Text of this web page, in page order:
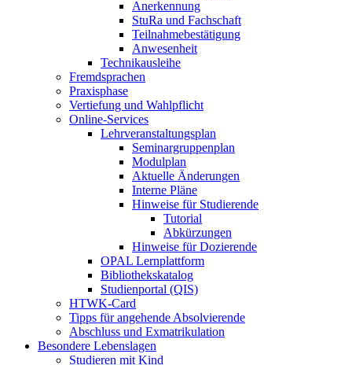
Anerkennung
StuRa und Fachschaft
Teilnahmebestätigung
Anwesenheit
Technikausleihe
Fremdsprachen
Praxisphase
Vertiefung und Wahlpflicht
Online-Services
Lehrveranstaltungsplan
Seminargruppenplan
Modulplan
Aktuelle Änderungen
Interne Pläne
Hinweise für Studierende
Tutorial
Abkürzungen
Hinweise für Dozierende
OPAL Lernplattform
Bibliothekskatalog
Studienportal (QIS)
HTWK-Card
Tipps für angehende Absolvierende
Abschluss und Exmatrikulation
Besondere Lebenslagen
Studieren mit Kind